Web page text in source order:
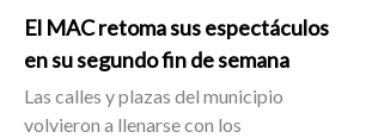
El MAC retoma sus espectáculos
en su segundo fin de semana
Las calles y plazas del municipio
volvieron a llenarse con los